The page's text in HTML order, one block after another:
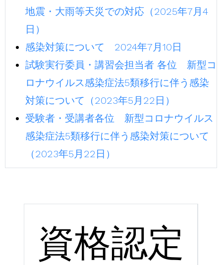
地震・大雨等天災での対応（2025年7月4
日）
感染対策について 2024年7月10日
試験実行委員・講習会担当者 各位 新型コ
ロナウイルス感染症法5類移行に伴う感染
対策について（2023年5月22日）
受験者・受講者各位 新型コロナウイルス
感染症法5類移行に伴う感染対策について
（2023年5月22日）
資格認定